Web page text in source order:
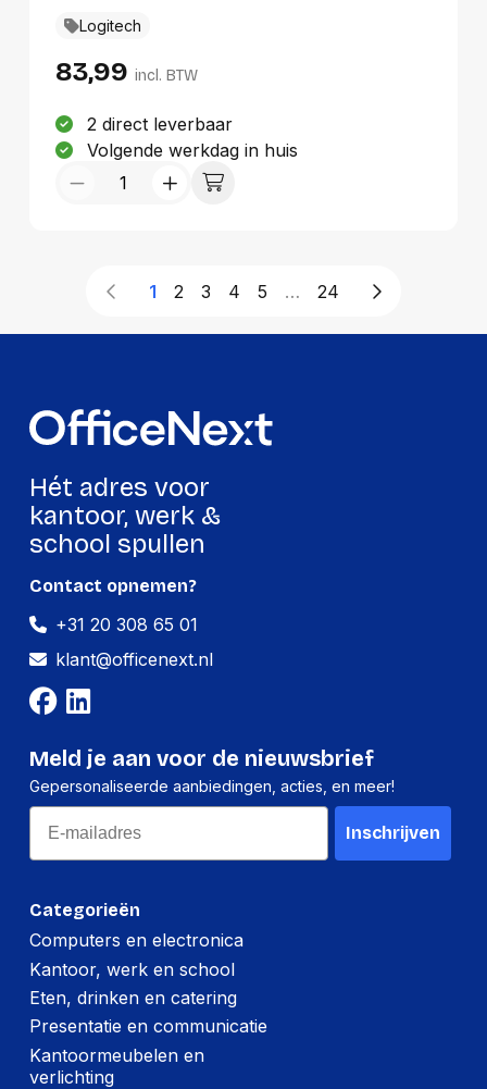
Logitech
83,99 incl. BTW
2 direct leverbaar
Volgende werkdag in huis
1 2 3 4 5 … 24
Hét adres voor
kantoor, werk &
school spullen
Categorieën
Computers en electronica
Kantoor, werk en school
Eten, drinken en catering
Presentatie en communicatie
Kantoormeubelen en
verlichting
Contact opnemen?
+31 20 308 65 01
klant@officenext.nl
Meld je aan voor de nieuwsbrief
Gepersonaliseerde aanbiedingen, acties, en meer!
Email
Inschrijven